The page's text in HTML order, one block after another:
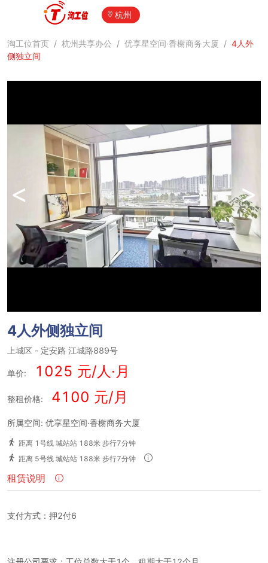
杭州
淘工位首页 / 杭州共享办公 / 优享星空间·香榭商务大厦 / 4人外
侧独立间
< >
4人外侧独立间
上城区 - 定安路 江城路889号
单价: 1025 元/人·月
整租价格: 4100 元/月
所属空间: 优享星空间·香榭商务大厦
距离 1号线 城站站 188米 步行7分钟
距离 5号线 城站站 188米 步行7分钟
租赁说明
支付方式：押2付6